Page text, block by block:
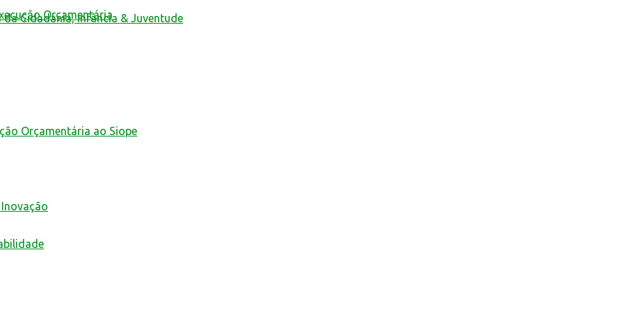
Orçamentária
Cidadania, Infância & Juventude
Orçamentária ao Siope